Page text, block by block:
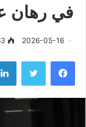
في رهان
2026-05-16
فيسبوك